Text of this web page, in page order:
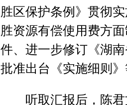
胜区保护条例》贯彻
胜资源有偿使用费方
件、进一步修订《湖
批准出台《实施细则
听取汇报后，陈君